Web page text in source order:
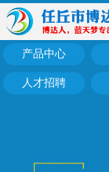
产品中心
人才招聘